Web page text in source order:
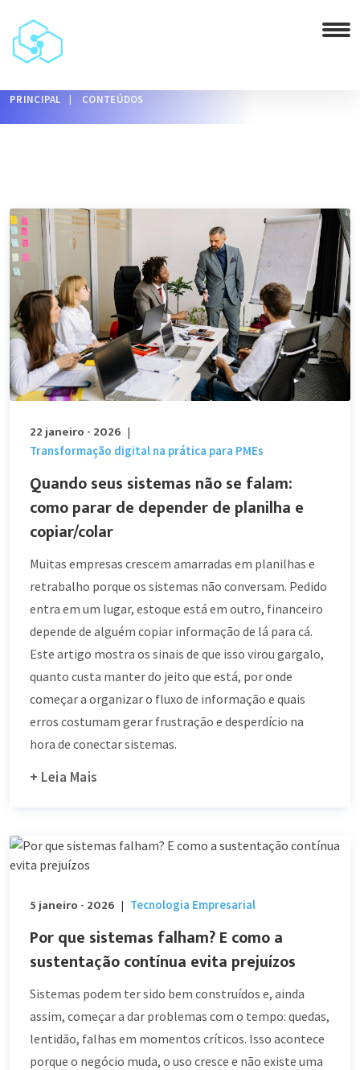
PRINCIPAL CONTEÚDOS
22 janeiro - 2026 |
Transformação digital na prática para PMEs
Quando seus sistemas não se falam:
como parar de depender de planilha e
copiar/colar
Muitas empresas crescem amarradas em planilhas e
retrabalho porque os sistemas não conversam. Pedido
entra em um lugar, estoque está em outro, financeiro
depende de alguém copiar informação de lá para cá.
Este artigo mostra os sinais de que isso virou gargalo,
quanto custa manter do jeito que está, por onde
começar a organizar o fluxo de informação e quais
erros costumam gerar frustração e desperdício na
hora de conectar sistemas.
+ Leia Mais
5 janeiro - 2026 | Tecnologia Empresarial
Por que sistemas falham? E como a
sustentação contínua evita prejuízos
Sistemas podem ter sido bem construídos e, ainda
assim, começar a dar problemas com o tempo: quedas,
lentidão, falhas em momentos críticos. Isso acontece
porque o negócio muda, o uso cresce e não existe uma